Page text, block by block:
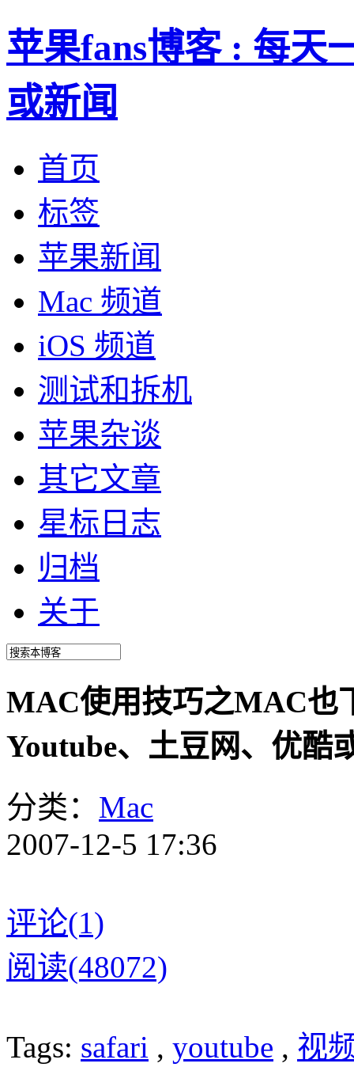
苹果fans博客 : 每天
或新闻
首页
标签
苹果新闻
Mac 频道
iOS 频道
测试和拆机
苹果杂谈
其它文章
星标日志
归档
关于
MAC使用技巧之MAC也
Youtube、土豆网、优酷
分类： Mac
2007-12-5 17:36
评论(1)
阅读(48072)
Tags: safari , youtube , 视